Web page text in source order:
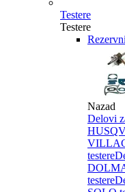
Testere
Testere
Nazad
Delovi
testere
testere